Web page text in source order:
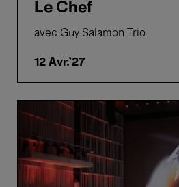
Le Chef
avec Guy Salamon Trio
12 Avr.'27
Acoustic
Power